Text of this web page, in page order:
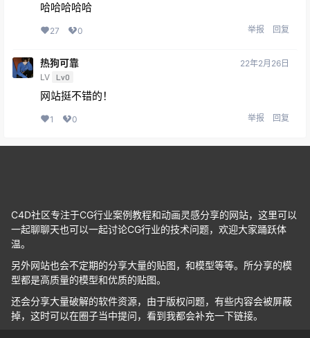
哈哈哈哈哈
27 0 举报 回复
热狗可靠
LV Lv0
22年2月26日
网站挺不错的！
1 0 举报 回复
C4D社区专注于CG行业案例教程和动画灵感分享的网站，这里可以
一起聊聊天也可以一起讨论CG行业的技术问题，欢迎大家踊跃体
温。
另外网站也会不定期的分享大量的贴图，和模型等等。所分享的模
型都是高质量的模型和优质的贴图。
还会分享大量破解的软件资源，由于版权问题，有些内容会被屏蔽
掉，这时可以在圈子当中提问，看到我都会补充一下链接。